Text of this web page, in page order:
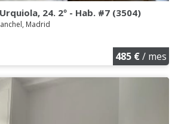
24. 2º - Hab. #7 (3504)
Madrid
485 €/ mes